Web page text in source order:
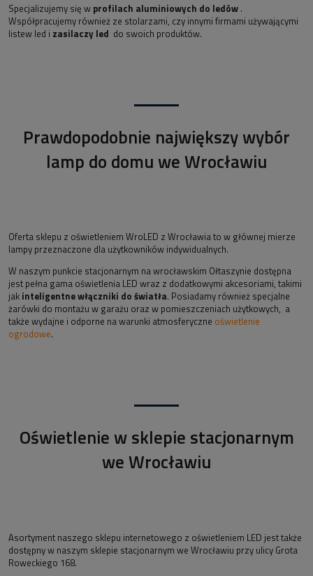
Specjalizujemy się w profilach aluminiowych do ledów .
Współpracujemy również ze stolarzami, czy innymi firmami używającymi
listew led i zasilaczy led do swoich produktów.
Prawdopodobnie największy wybór
lamp do domu we Wrocławiu
Oferta sklepu z oświetleniem WroLED z Wrocławia to w głównej mierze
lampy przeznaczone dla użytkowników indywidualnych.
W naszym punkcie stacjonarnym na wrocławskim Ołtaszynie dostępna
jest pełna gama oświetlenia LED wraz z dodatkowymi akcesoriami, takimi
jak inteligentne włączniki do światła. Posiadamy również specjalne
żarówki do montażu w garażu oraz w pomieszczeniach użytkowych, a
także wydajne i odporne na warunki atmosferyczne oświetlenie
ogrodowe.
Oświetlenie w sklepie stacjonarnym
we Wrocławiu
Asortyment naszego sklepu internetowego z oświetleniem LED jest także
dostępny w naszym sklepie stacjonarnym we Wrocławiu przy ulicy Grota
Roweckiego 168.